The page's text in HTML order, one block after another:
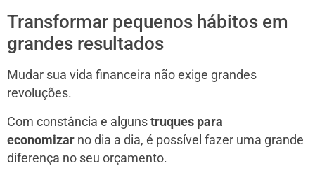
Transformar pequenos hábitos em
grandes resultados
Mudar sua vida financeira não exige grandes
revoluções.
Com constância e alguns truques para
economizar no dia a dia, é possível fazer uma grande
diferença no seu orçamento.